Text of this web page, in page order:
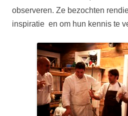
observeren. Ze bezochten
inspiratie en om hun kennis te